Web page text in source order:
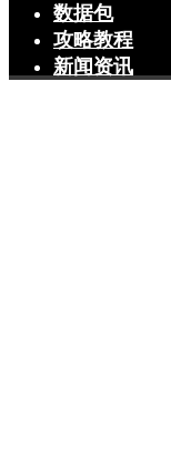
数据包
攻略教程
新闻资讯